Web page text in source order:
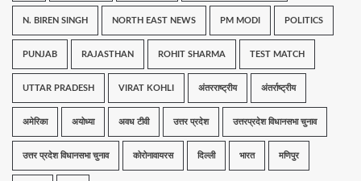
N. BIREN SINGH NORTH EAST NEWS PM MODI POLITICS
PUNJAB RAJASTHAN ROHIT SHARMA TEST MATCH
UTTAR PRADESH VIRAT KOHLI अंतरराष्ट्रीय अंतर्राष्ट्रीय
अमेरिका अयोध्या अवध टीवी उत्तर प्रदेश उत्तरप्रदेश विधानसभा चुनाव
उत्तर प्रदेश विधानसभा चुनाव कोरोनावायरस दिल्ली भारत मणिपुर